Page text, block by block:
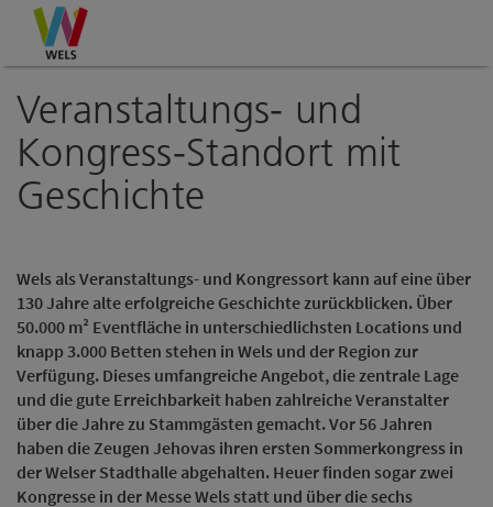
Zum Inhalt
Zur Navigation
Zum Seitenanfang
Veranstaltungs- und
Kongress-Standort mit
Geschichte
Wels als Veranstaltungs- und Kongressort kann auf eine über
130 Jahre alte erfolgreiche Geschichte zurückblicken. Über
50.000 m² Eventfläche in unterschiedlichsten Locations und
knapp 3.000 Betten stehen in Wels und der Region zur
Verfügung. Dieses umfangreiche Angebot, die zentrale Lage
und die gute Erreichbarkeit haben zahlreiche Veranstalter
über die Jahre zu Stammgästen gemacht. Vor 56 Jahren
haben die Zeugen Jehovas ihren ersten Sommerkongress in
der Welser Stadthalle abgehalten. Heuer finden sogar zwei
Kongresse in der Messe Wels statt und über die sechs